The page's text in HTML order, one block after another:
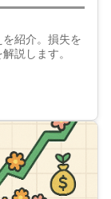
紹介。損失を
説します。